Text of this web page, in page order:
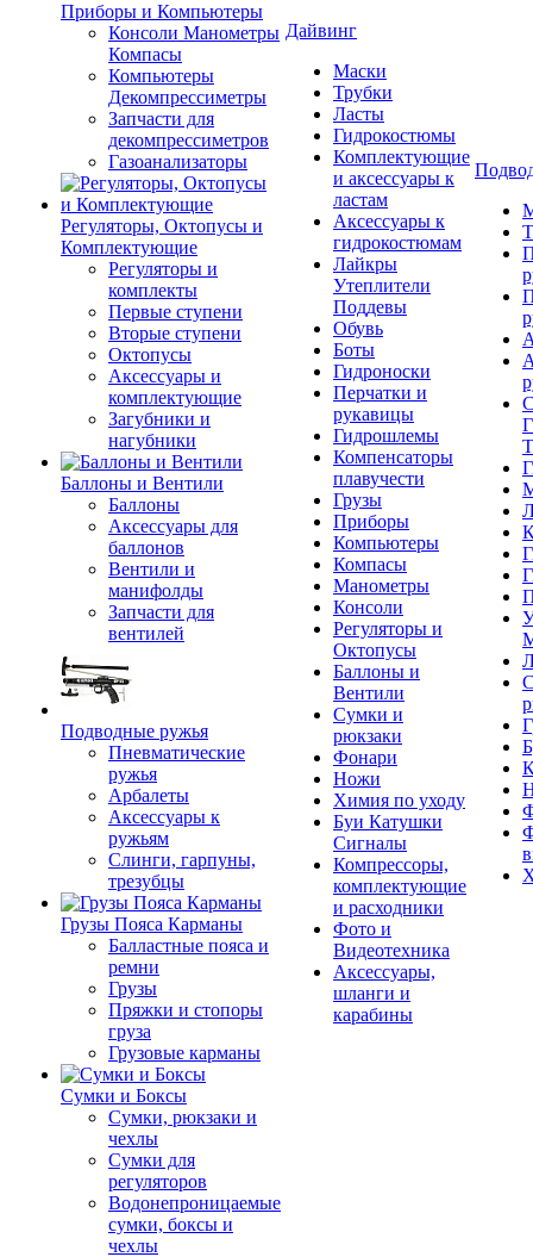
Приборы и Компьютеры
Консоли Манометры
Компасы
Компьютеры
Декомпрессиметры
Запчасти для
декомпрессиметров
Газоанализаторы
Регуляторы, Октопусы и
Комплектующие
Регуляторы и
комплекты
Первые ступени
Вторые ступени
Октопусы
Аксессуары и
комплектующие
Загубники и
нагубники
Баллоны и Вентили
Баллоны
Аксессуары для
баллонов
Вентили и
манифолды
Запчасти для
вентилей
Подводные ружья
Пневматические
ружья
Арбалеты
Аксессуары к
ружьям
Слинги, гарпуны,
трезубцы
Грузы Пояса Карманы
Балластные пояса и
ремни
Грузы
Пряжки и стопоры
груза
Грузовые карманы
Сумки и Боксы
Сумки, рюкзаки и
чехлы
Сумки для
регуляторов
Водонепроницаемые
сумки, боксы и
чехлы
Дайвинг
Маски
Трубки
Ласты
Гидрокостюмы
Комплектующие
и аксессуары к
ластам
Аксессуары к
гидрокостюмам
Лайкры
Утеплители
Поддевы
Обувь
Боты
Гидроноски
Перчатки и
рукавицы
Гидрошлемы
Компенсаторы
плавучести
Грузы
Приборы
Компьютеры
Компасы
Манометры
Консоли
Регуляторы и
Октопусы
Баллоны и
Вентили
Сумки и
рюкзаки
Фонари
Ножи
Химия по уходу
Буи Катушки
Сигналы
Компрессоры,
комплектующие
и расходники
Фото и
Видеотехника
Аксессуары,
шланги и
карабины